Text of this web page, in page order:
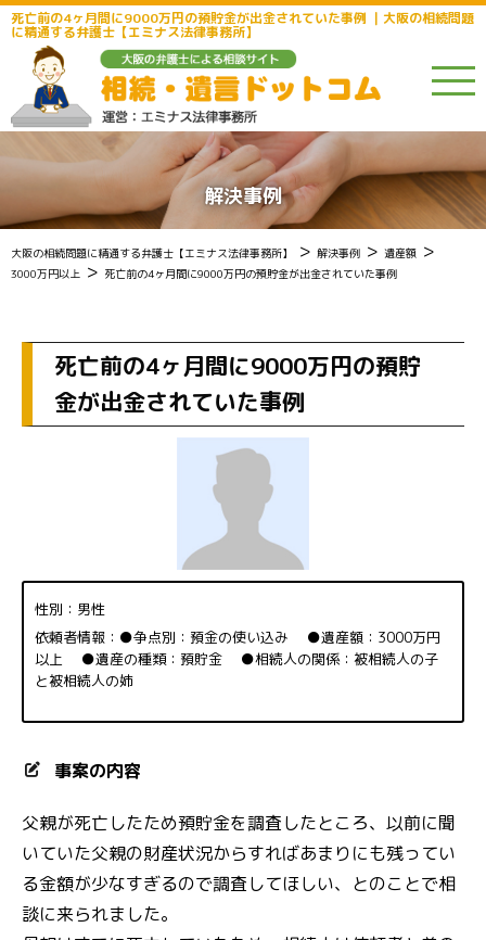
死亡前の4ヶ月間に9000万円の預貯金が出金されていた事例 ｜大阪の相続問題
に精通する弁護士【エミナス法律事務所】
解決事例
大阪の相続問題に精通する弁護士【エミナス法律事務所】 > 解決事例 > 遺産額 >
3000万円以上 > 死亡前の4ヶ月間に9000万円の預貯金が出金されていた事例
死亡前の4ヶ月間に9000万円の預貯
金が出金されていた事例
性別：男性
依頼者情報：●争点別：預金の使い込み ●遺産額：3000万円
以上 ●遺産の種類：預貯金 ●相続人の関係：被相続人の子
と被相続人の姉
事案の内容
父親が死亡したため預貯金を調査したところ、以前に聞
いていた父親の財産状況からすればあまりにも残ってい
る金額が少なすぎるので調査してほしい、とのことで相
談に来られました。